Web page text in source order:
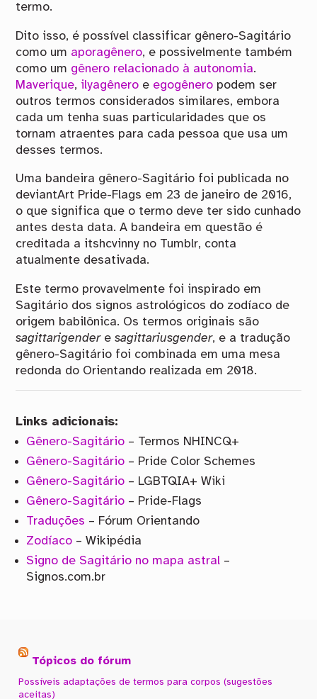
termo.
Dito isso, é possível classificar gênero-Sagitário
como um aporagênero, e possivelmente também
como um gênero relacionado à autonomia.
Maverique, ilyagênero e egogênero podem ser
outros termos considerados similares, embora
cada um tenha suas particularidades que os
tornam atraentes para cada pessoa que usa um
desses termos.
Uma bandeira gênero-Sagitário foi publicada no
deviantArt Pride-Flags em 23 de janeiro de 2016,
o que significa que o termo deve ter sido cunhado
antes desta data. A bandeira em questão é
creditada a itshcvinny no Tumblr, conta
atualmente desativada.
Este termo provavelmente foi inspirado em
Sagitário dos signos astrológicos do zodíaco de
origem babilônica. Os termos originais são
sagittarigenderesagittariusgender, e a tradução
gênero-Sagitário foi combinada em uma mesa
redonda do Orientando realizada em 2018.
Links adicionais:
Gênero-Sagitário – Termos NHINCQ+
Gênero-Sagitário – Pride Color Schemes
Gênero-Sagitário – LGBTQIA+ Wiki
Gênero-Sagitário – Pride-Flags
Traduções – Fórum Orientando
Zodíaco – Wikipédia
Signo de Sagitário no mapa astral –
Signos.com.br
Tópicos do fórum
Possíveis adaptações de termos para corpos (sugestões
aceitas)